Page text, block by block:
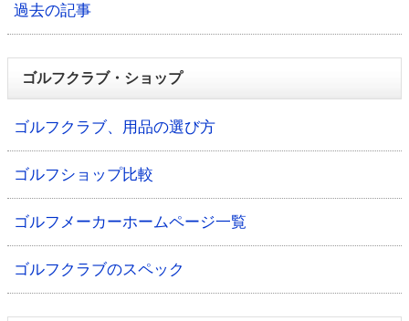
過去の記事
ゴルフクラブ・ショップ
ゴルフクラブ、用品の選び方
ゴルフショップ比較
ゴルフメーカーホームページ一覧
ゴルフクラブのスペック